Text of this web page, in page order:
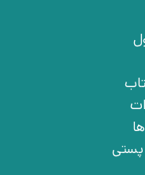
پستی